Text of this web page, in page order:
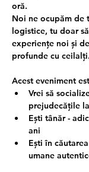
oră.
Noi ne ocupăm de
logistice, tu doar
experiențe noi și
profunde cu ceilalți.
Acest eveniment
Vrei să
prejudecățile
Ești tânăr -
ani
Ești în
umane